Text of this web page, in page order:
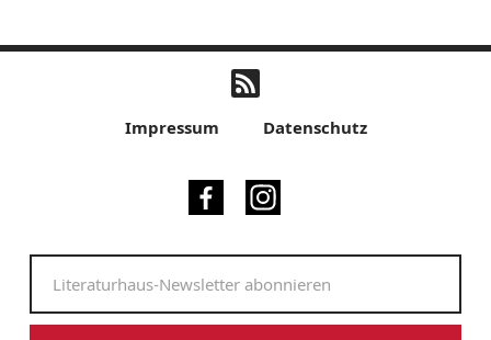
Impressum Datenschutz